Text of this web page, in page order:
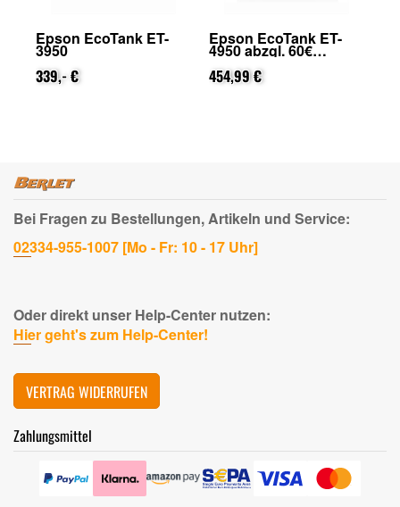
Epson EcoTank ET-
3950
339,- €
Epson EcoTank ET-
4950 abzgl. 60€
Cashback (von Epson
nach Registrierung)
454,99 €
Bei Fragen zu Bestellungen, Artikeln und Service:
02334-955-1007 [Mo - Fr: 10 - 17 Uhr]
Oder direkt unser Help-Center nutzen:
Hier geht's zum Help-Center!
VERTRAG WIDERRUFEN
Zahlungsmittel